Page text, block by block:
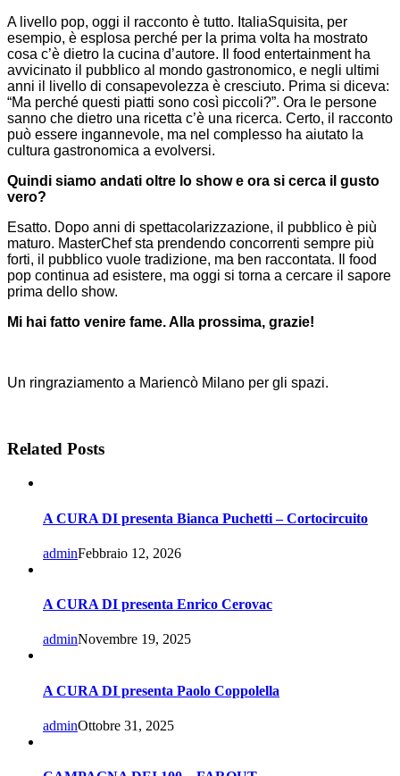
A livello pop, oggi il racconto è tutto. ItaliaSquisita, per
esempio, è esplosa perché per la prima volta ha mostrato
cosa c’è dietro la cucina d’autore. Il food entertainment ha
avvicinato il pubblico al mondo gastronomico, e negli ultimi
anni il livello di consapevolezza è cresciuto. Prima si diceva:
“Ma perché questi piatti sono così piccoli?”. Ora le persone
sanno che dietro una ricetta c’è una ricerca. Certo, il racconto
può essere ingannevole, ma nel complesso ha aiutato la
cultura gastronomica a evolversi.
Quindi siamo andati oltre lo show e ora si cerca il gusto
vero?
Esatto. Dopo anni di spettacolarizzazione, il pubblico è più
maturo. MasterChef sta prendendo concorrenti sempre più
forti, il pubblico vuole tradizione, ma ben raccontata. Il food
pop continua ad esistere, ma oggi si torna a cercare il sapore
prima dello show.
Mi hai fatto venire fame. Alla prossima, grazie!
Un ringraziamento a Mariencò Milano per gli spazi.
Related Posts
A CURA DI presenta Bianca Puchetti – Cortocircuito
adminFebbraio 12, 2026
A CURA DI presenta Enrico Cerovac
adminNovembre 19, 2025
A CURA DI presenta Paolo Coppolella
adminOttobre 31, 2025